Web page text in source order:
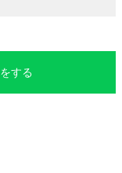
する